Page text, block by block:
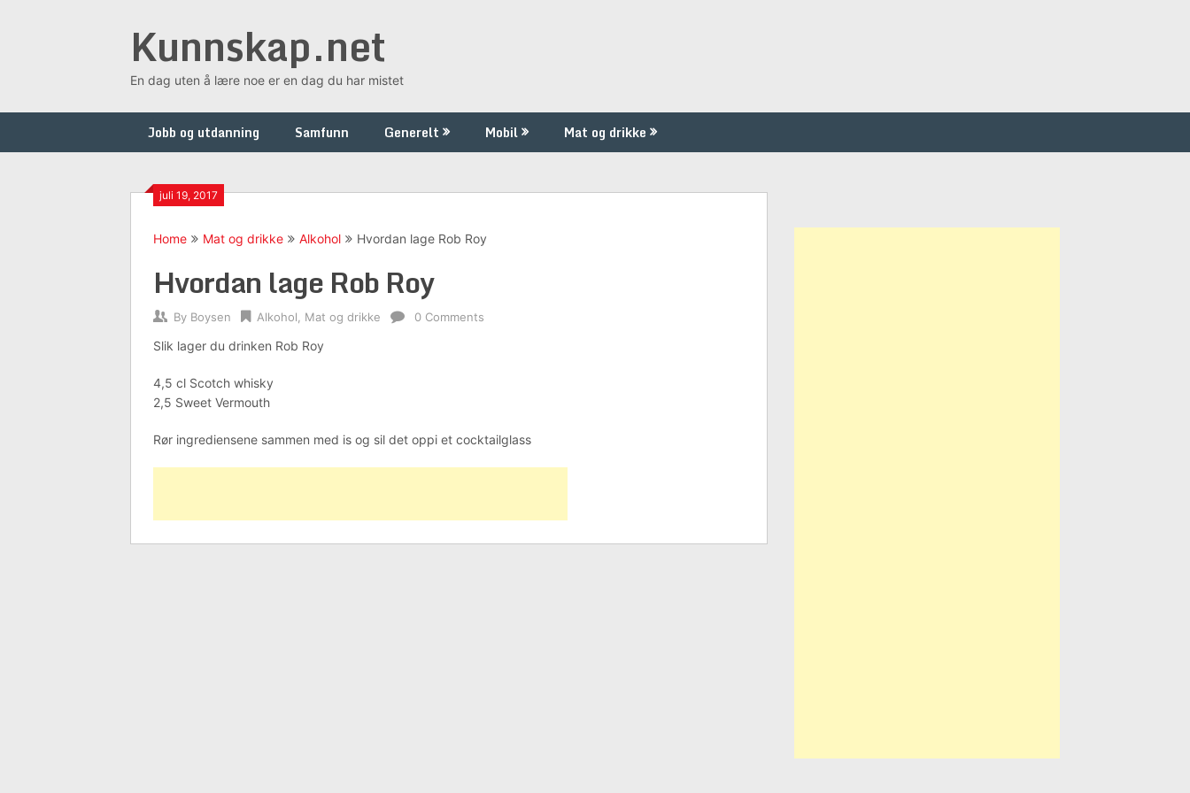
Kunnskap.net
En dag uten å lære noe er en dag du har mistet
Jobb og utdanning Samfunn Generelt Mobil Mat og drikke
juli 19, 2017
Home Mat og drikke Alkohol Hvordan lage Rob Roy
Hvordan lage Rob Roy
By Boysen Alkohol Mat og drikke 0 Comments
Slik lager du drinken Rob Roy
4,5 cl Scotch whisky
2,5 Sweet Vermouth
Rør ingrediensene sammen med is og sil det oppi et cocktailglass